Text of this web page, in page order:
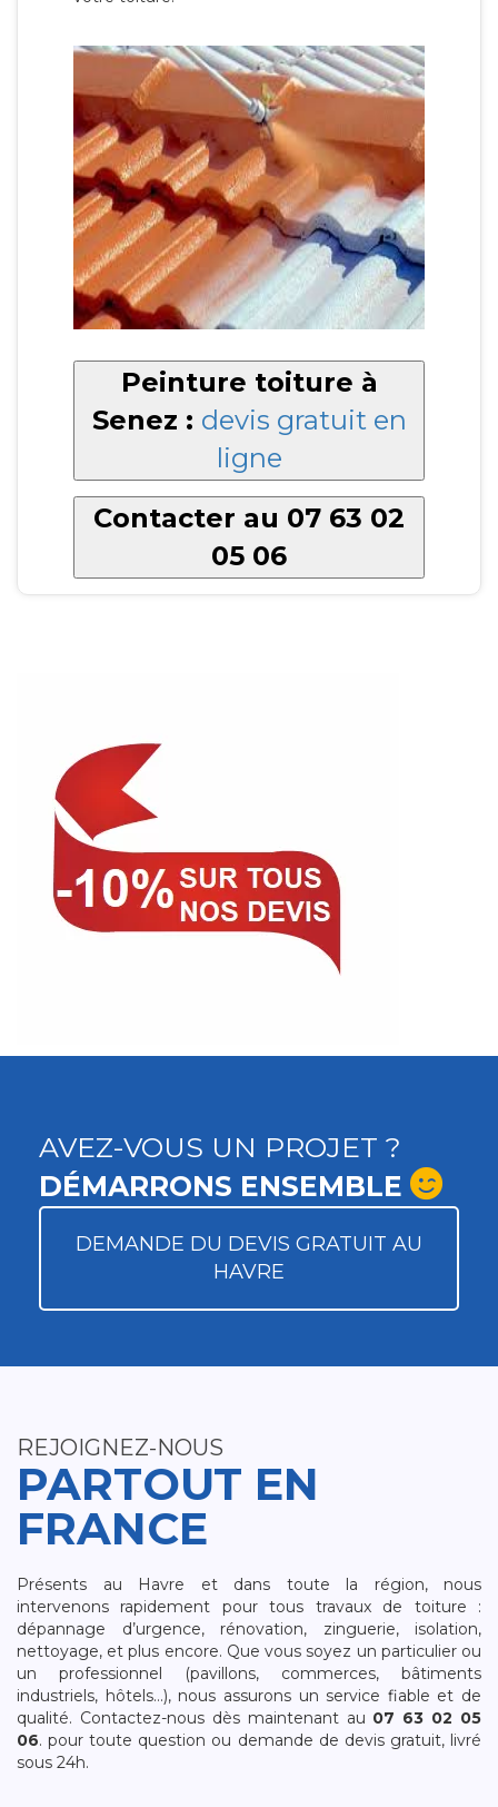
Peinture toiture à
Senez : devis gratuit en
ligne
Contacter au 07 63 02
05 06
AVEZ-VOUS UN PROJET ?
DÉMARRONS ENSEMBLE
DEMANDE DU DEVIS GRATUIT AU
HAVRE
REJOIGNEZ-NOUS
PARTOUT EN
FRANCE
Présents au Havre et dans toute la région, nous
intervenons rapidement pour tous travaux de toiture :
dépannage d’urgence, rénovation, zinguerie, isolation,
nettoyage, et plus encore. Que vous soyez un particulier ou
un professionnel (pavillons, commerces, bâtiments
industriels, hôtels…), nous assurons un service fiable et de
qualité. Contactez-nous dès maintenant au 07 63 02 05
06. pour toute question ou demande de devis gratuit, livré
sous 24h.